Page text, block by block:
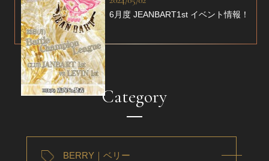
6月度 JEANBART1st イベント情報！
Category
BERRY｜ベリー